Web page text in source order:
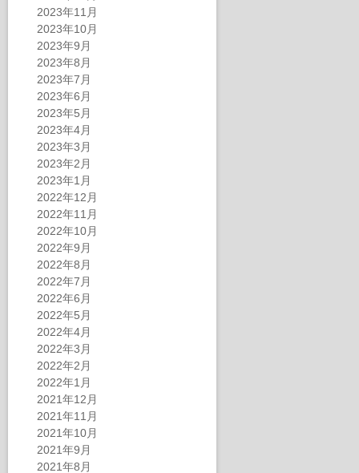
2023年11月
2023年10月
2023年9月
2023年8月
2023年7月
2023年6月
2023年5月
2023年4月
2023年3月
2023年2月
2023年1月
2022年12月
2022年11月
2022年10月
2022年9月
2022年8月
2022年7月
2022年6月
2022年5月
2022年4月
2022年3月
2022年2月
2022年1月
2021年12月
2021年11月
2021年10月
2021年9月
2021年8月